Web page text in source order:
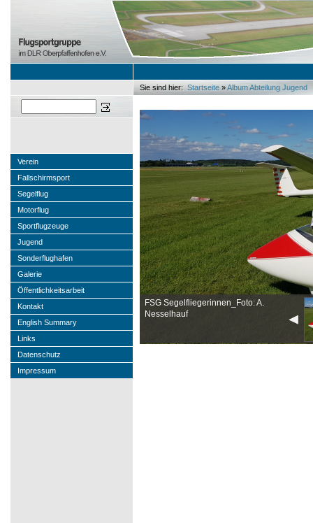
Verein
Fallschirmsport
Segelflug
Motorflug
Sportflugzeuge
Jugend
Sonderflughafen
Galerie
Öffentlichkeitsarbeit
Kontakt
English Summary
Links
Datenschutz
Impressum
Sie sind hier:
Sie sind hier
Startseite»Album Abteilung Jugend
FSG Segelfliegerinnen_Foto: A.
Nesselhauf